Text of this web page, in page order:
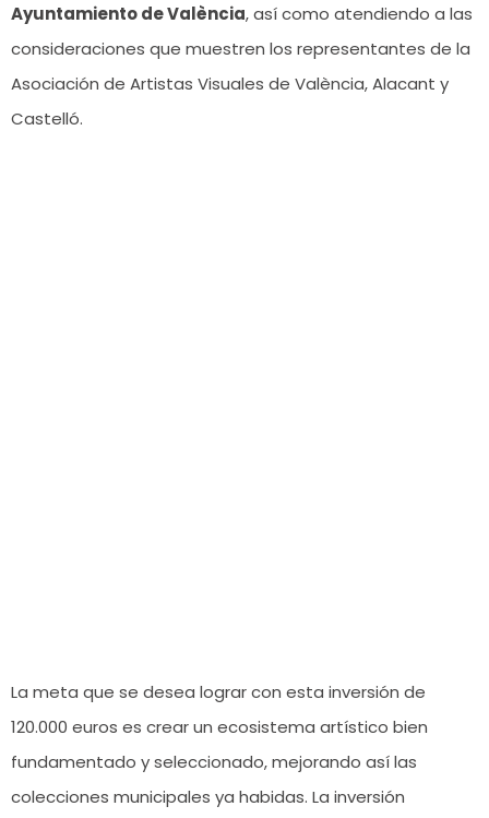
Ayuntamiento de València, así como atendiendo a las
consideraciones que muestren los representantes de la
Asociación de Artistas Visuales de València, Alacant y
Castelló.
La meta que se desea lograr con esta inversión de
120.000 euros es crear un ecosistema artístico bien
fundamentado y seleccionado, mejorando así las
colecciones municipales ya habidas. La inversión